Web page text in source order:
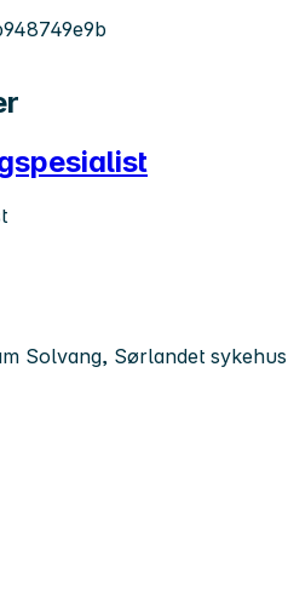
Solvang, Sørlandet sykehus